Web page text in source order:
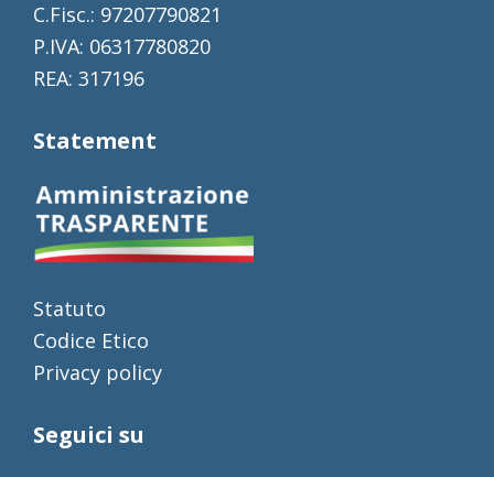
C.Fisc.: 97207790821
P.IVA: 06317780820
REA: 317196
Statement
Statuto
Codice Etico
Privacy policy
Seguici su